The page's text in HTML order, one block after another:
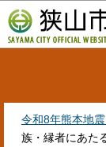
の
ペ
令和8年熊本地
族・縁者にあた